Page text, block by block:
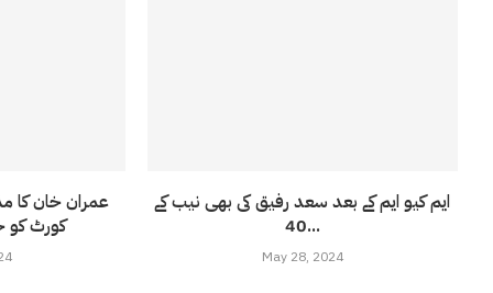
عمران خان کا
کورٹ کو
ایم کیو ایم کے بعد سعد رفیق کی بھی نیب کے
40...
May 28, 2024